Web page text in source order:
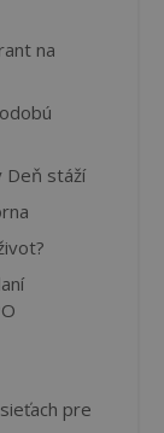
na
Deň stáží
pre